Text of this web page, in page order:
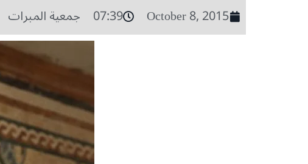
October 8, 2015
07:39 جمعية المبرات